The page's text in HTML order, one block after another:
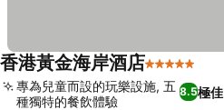
香港黃金海岸酒店5 星級
8.5極佳
專為兒童而設的玩樂設施, 五
種獨特的餐飲體驗